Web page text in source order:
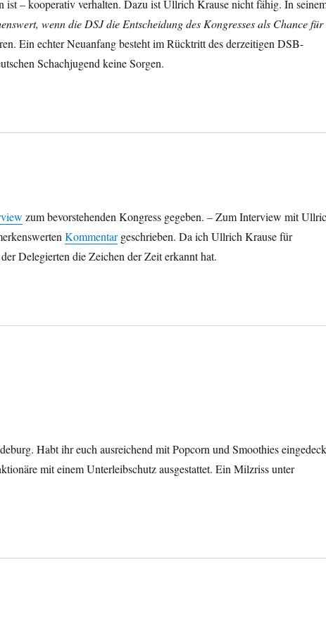
– kooperativ verhalten. Dazu ist Ullrich Krause nicht fähig. In
wenn die DSJ die Entscheidung des Kongresses als Chance für
Ein echter Neuanfang besteht im Rücktritt des derzeitigen DSB-
Schachjugend keine Sorgen.
zum bevorstehenden Kongress gegeben. – Zum Interview mit
Kommentargeschrieben. Da ich Ullrich Krause für
Delegierten die Zeichen der Zeit erkannt hat.
Habt ihr euch ausreichend mit Popcorn und Smoothies
mit einem Unterleibschutz ausgestattet. Ein Milzriss unter